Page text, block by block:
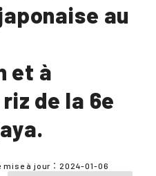
au
et à
de la 6e
mise à jour： 2024-01-06